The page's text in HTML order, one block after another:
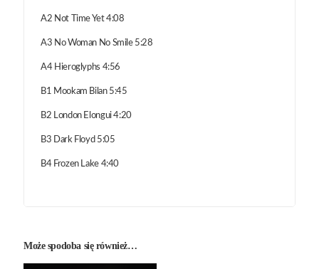
A2 Not Time Yet 4:08
A3 No Woman No Smile 5:28
A4 Hieroglyphs 4:56
B1 Mookam Bilan 5:45
B2 London Elongui 4:20
B3 Dark Floyd 5:05
B4 Frozen Lake 4:40
Może spodoba się również…